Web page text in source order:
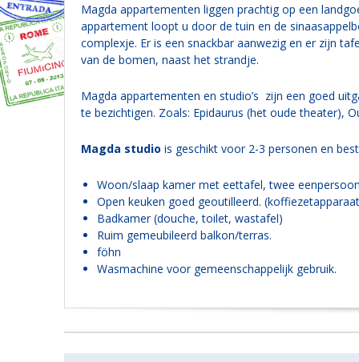
Magda appartementen liggen prachtig op een
appartement loopt u door de tuin en de
complexje. Er is een snackbar aanwezig en er zijn
van de bomen, naast het strandje.
Magda appartementen en studio’s zijn een goed
te bezichtigen. Zoals: Epidaurus (het oude theater),
Magda studio is geschikt voor 2-3 personen en
Woon/slaap kamer met eettafel, twee
Open keuken goed geoutilleerd.
Badkamer (douche, toilet, wastafel)
Ruim gemeubileerd balkon/terras.
föhn
Wasmachine voor gemeenschappelijk gebruik.